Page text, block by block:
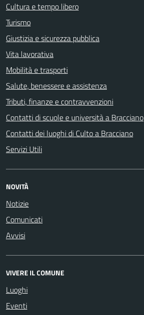
Cultura e tempo libero
Turismo
Giustizia e sicurezza pubblica
Vita lavorativa
Mobilità e trasporti
Salute, benessere e assistenza
Tributi, finanze e contravvenzioni
Contatti di scuole e università a Bracciano
Contatti dei luoghi di Culto a Bracciano
Servizi Utili
NOVITÀ
Notizie
Comunicati
Avvisi
VIVERE IL COMUNE
Luoghi
Eventi